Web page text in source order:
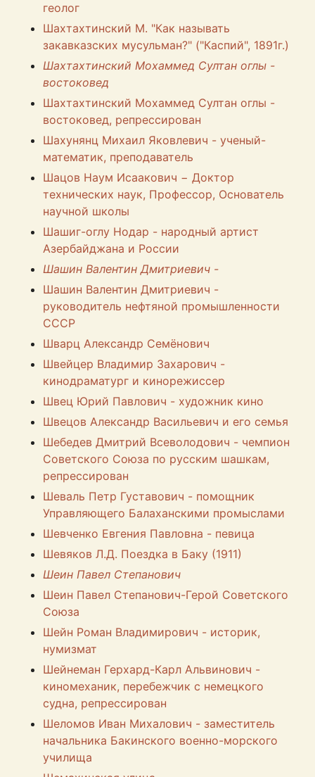
геолог
Шахтахтинский М. "Как называть
закавказских мусульман?" ("Каспий", 1891г.)
Шахтахтинский Мохаммед Султан оглы -
востоковед
Шахтахтинский Мохаммед Султан оглы -
востоковед, репрессирован
Шахунянц Михаил Яковлевич - ученый-
математик, преподаватель
Шацов Наум Исаакович − Доктор
технических наук, Профессор, Основатель
научной школы
Шашиг-оглу Нодар - народный артист
Азербайджана и России
Шашин Валентин Дмитриевич -
Шашин Валентин Дмитриевич -
руководитель нефтяной промышленности
СССР
Шварц Александр Семёнович
Швейцер Владимир Захарович -
кинодраматург и кинорежиссер
Швец Юрий Павлович - художник кино
Швецов Александр Васильевич и его семья
Шебедев Дмитрий Всеволодович - чемпион
Советского Союза по русским шашкам,
репрессирован
Шеваль Петр Густавович - помощник
Управляющего Балаханскими промыслами
Шевченко Евгения Павловна - певица
Шевяков Л.Д. Поездка в Баку (1911)
Шеин Павел Степанович
Шеин Павел Степанович-Герой Советского
Союза
Шейн Роман Владимирович - историк,
нумизмат
Шейнеман Герхард-Карл Альвинович -
киномеханик, перебежчик с немецкого
судна, репрессирован
Шеломов Иван Михалович - заместитель
начальника Бакинского военно-морского
училища